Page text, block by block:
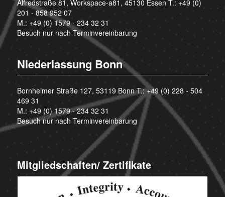
Alfredstraße 81, Workspace-a81, 45130 Essen T.: +49 (0)
201 - 858 952 07
M.: +49 (0) 1579 - 234 32 31
Besuch nur nach Terminvereinbarung
Niederlassung Bonn
Bornheimer Straße 127, 53119 Bonn T.:+49 (0) 228 - 504
469 31
M.: +49 (0) 1579 - 234 32 31
Besuch nur nach Terminvereinbarung
Mitgliedschaften/ Zertifikate